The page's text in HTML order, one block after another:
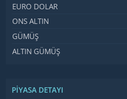
EURO DOLAR
ONS ALTIN
GÜMÜŞ
ALTIN GÜMÜŞ
PIYASA DETAYI